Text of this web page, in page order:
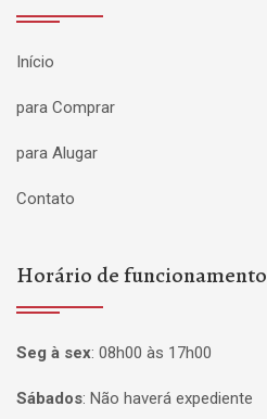
Início
para Comprar
para Alugar
Contato
Horário de funcionamento
Seg à sex: 08h00 às 17h00
Sábados: Não haverá expediente